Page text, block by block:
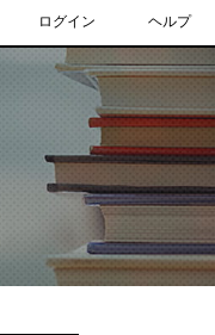
ログイン ヘルプ